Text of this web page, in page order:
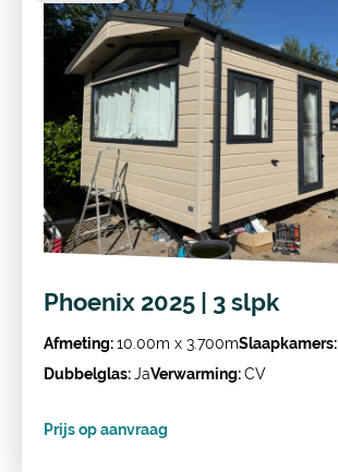
Phoenix 2025 | 3 slpk
Afmeting:10.00m x 3.700mSlaapkamers:
Dubbelglas:JaVerwarming:CV
Prijs op aanvraag